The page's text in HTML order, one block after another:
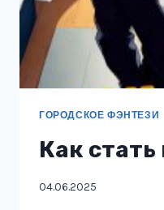
ГОРОДСКОЕ ФЭНТЕЗИ
Как
04.06.2025